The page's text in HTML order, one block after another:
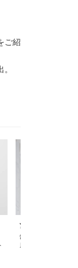
ご紹
¥
制服コスプレ 清楚学園
風プリーツ制服セット